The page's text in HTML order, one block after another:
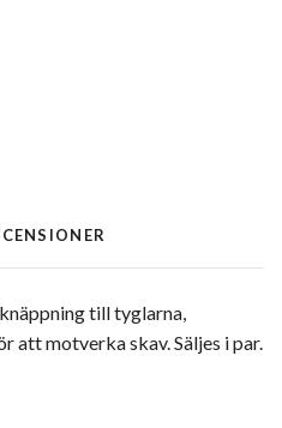
till tyglarna,
att motverka skav. Säljes i par.